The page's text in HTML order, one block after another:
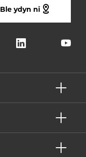
Ble ydyn ni